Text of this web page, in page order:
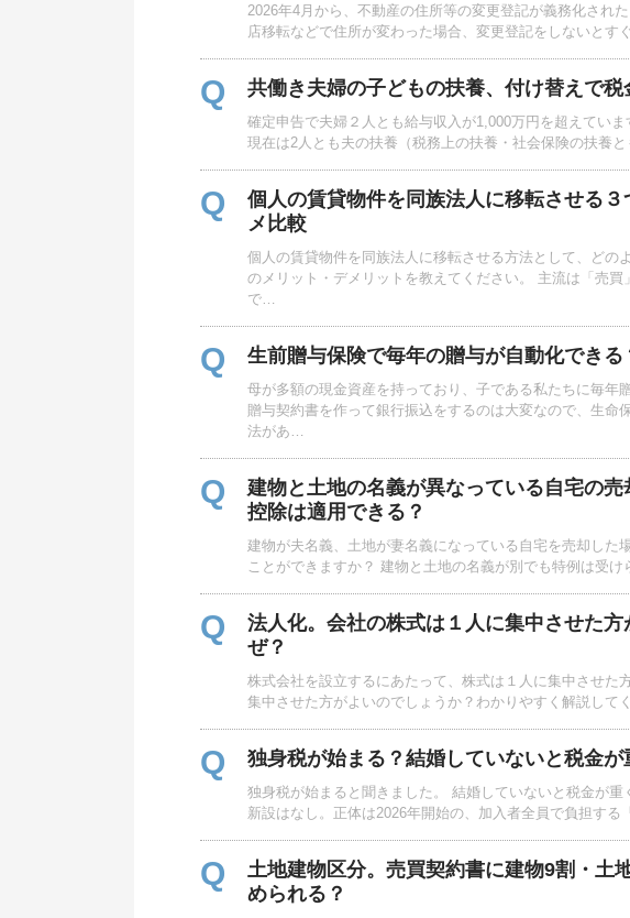
2026年4月から、不動産の住所等の変更登記が義務化され
店移転などで住所が変わった場合、変更登記をしないとす
Q 共働き夫婦の子どもの扶養、付け替えで税
確定申告で夫婦２人とも給与収入が1,000万円を超えていま
現在は2人とも夫の扶養（税務上の扶養・社会保険の扶養
Q
個人の賃貸物件を同族法人に移転させる
メ比較
個人の賃貸物件を同族法人に移転させる方法として、どの
のメリット・デメリットを教えてください。 主流は「売
で…
Q 生前贈与保険で毎年の贈与が自動化できる
母が多額の現金資産を持っており、子である私たちに毎年
贈与契約書を作って銀行振込をするのは大変なので、生命
法があ…
Q
建物と土地の名義が異なっている自宅の売
控除は適用できる？
建物が夫名義、土地が妻名義になっている自宅を売却した
ことができますか？ 建物と土地の名義が別でも特例は受
Q
法人化。会社の株式は１人に集中させた
ぜ？
株式会社を設立するにあたって、株式は１人に集中させた
集中させた方がよいのでしょうか？わかりやすく解説して
Q 独身税が始まる？結婚していないと税金が
独身税が始まると聞きました。 結婚していないと税金が
新設はなし。正体は2026年開始の、加入者全員で負担す
Q
土地建物区分。売買契約書に建物9割・土
められる？